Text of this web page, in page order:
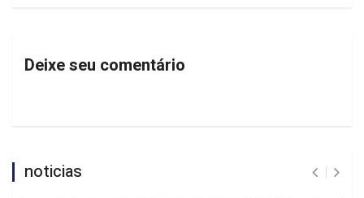
Deixe seu comentário
noticias